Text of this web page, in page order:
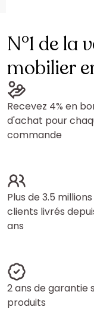
N°1 de la
mobilier
Recevez 4% en
d'achat pour
commande
Plus de 3.5
clients livrés
ans
2 ans de garantie
produits